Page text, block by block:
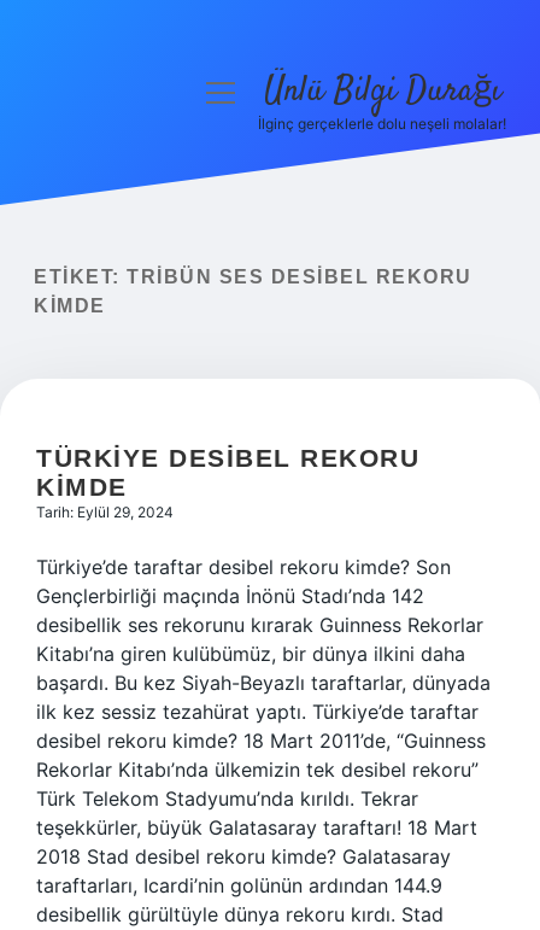
Yasal Uyarı
menüyüÜnlü Bilgi Durağı
İlginç gerçeklerle dolu neşeli molalar!
ETIKET: TRIBÜN SES DESIBEL REKORU
KIMDE
TÜRKIYE DESIBEL REKORU
KIMDE
Tarih: Eylül 29, 2024
Türkiye’de taraftar desibel rekoru kimde? Son
Gençlerbirliği maçında İnönü Stadı’nda 142
desibellik ses rekorunu kırarak Guinness Rekorlar
Kitabı’na giren kulübümüz, bir dünya ilkini daha
başardı. Bu kez Siyah-Beyazlı taraftarlar, dünyada
ilk kez sessiz tezahürat yaptı. Türkiye’de taraftar
desibel rekoru kimde? 18 Mart 2011’de, “Guinness
Rekorlar Kitabı’nda ülkemizin tek desibel rekoru”
Türk Telekom Stadyumu’nda kırıldı. Tekrar
teşekkürler, büyük Galatasaray taraftarı! 18 Mart
2018 Stad desibel rekoru kimde? Galatasaray
taraftarları, Icardi’nin golünün ardından 144.9
desibellik gürültüyle dünya rekoru kırdı. Stad